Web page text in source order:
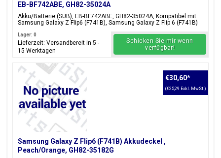
EB-BF742ABE, GH82-35024A
Akku/Batterie (SUB), EB-BF742ABE, GH82-35024A, Kompatibel mit:
Samsung Galaxy Z Flip6 (F741B), Samsung Galaxy Z Flip 6 (F741B)
Lager: 0
Lieferzeit: Versandbereit in 5 -
15 Werktagen
Schicken Sie mir wenn
verfügbar!
Samsung Galaxy Z Flip6 (F741B) Akkudeckel ,
Peach/Orange, GH82-35182G
€30,60*
(€25,29 Exkl. MwSt.)